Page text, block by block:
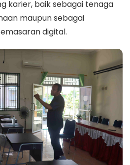
karier, baik sebagai tenaga
maupun sebagai
digital.